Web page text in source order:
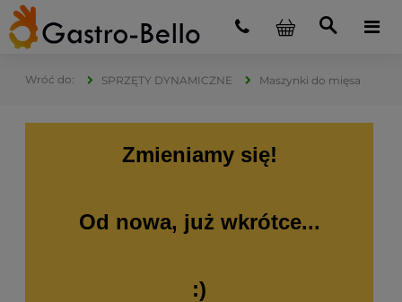
SPRZĘTY DYNAMICZNE Maszynki do mięsa
Zmieniamy się!
Od nowa, już wkrótce...
:)